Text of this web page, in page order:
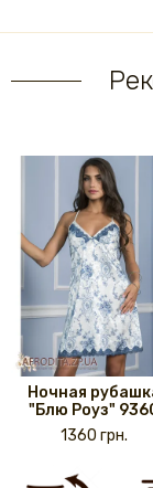
Ночная
"Блю Роуз"
1360 грн.